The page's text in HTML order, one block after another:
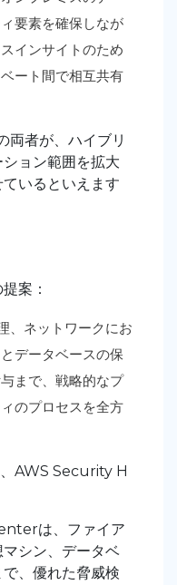
要素を確保しなが
インサイトのため
ート間で相互共有
両者が、ハイブリ
ョン範囲を拡大
いるといえます
案：
、ネットワークにお
データベースの保
まで、戦略的なプ
のプロセスを全方
AWS Security H
は、ファイア
シン、データベ
、優れた脅威検